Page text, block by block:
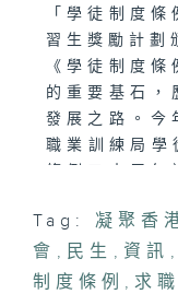
「學徒制度
習生獎勵計劃
《學徒制度
的重要基石，
發展之路。今
職業訓練局學
友大使、傑
不同年代表現
「視障有能力
Tag: 凝聚香
會 , 民生 , 資訊 ,
制度條例 ,求職